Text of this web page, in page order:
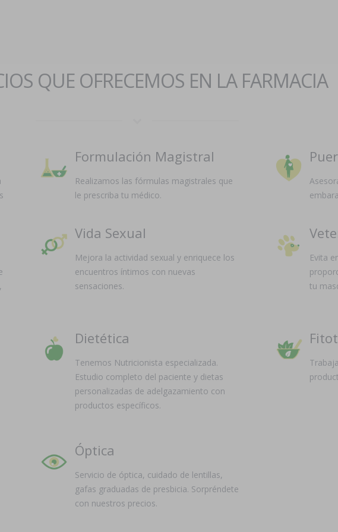
QUE OFRECEMOS EN LA FARMACIA
Formulación Magistral
Realizamos las fórmulas magistrales que
le prescriba tu médico.
Vida Sexual
Mejora la actividad sexual y enriquece los
encuentros íntimos con nuevas
sensaciones.
Evita
tu
Dietética
Tenemos Nutricionista especializada.
Estudio completo del paciente y dietas
personalizadas de adelgazamiento con
productos específicos.
Óptica
Servicio de óptica, cuidado de lentillas,
gafas graduadas de presbicia. Sorpréndete
con nuestros precios.